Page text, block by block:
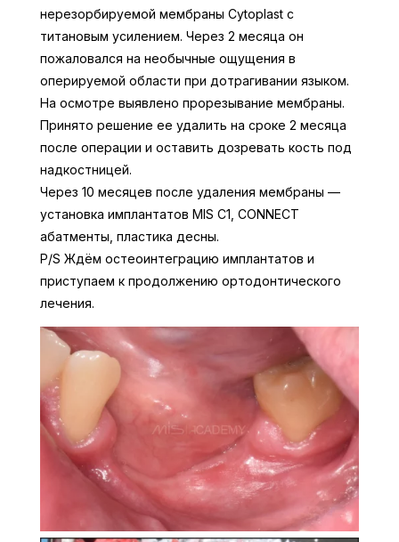
нерезорбируемой мембраны Cytoplast с
титановым усилением. Через 2 месяца он
пожаловался на необычные ощущения в
оперируемой области при дотрагивании языком.
На осмотре выявлено прорезывание мембраны.
Принято решение ее удалить на сроке 2 месяца
после операции и оставить дозревать кость под
надкостницей.
Через 10 месяцев после удаления мембраны —
установка имплантатов MIS C1, CONNECT
абатменты, пластика десны.
P/S Ждём остеоинтеграцию имплантатов и
приступаем к продолжению ортодонтического
лечения.